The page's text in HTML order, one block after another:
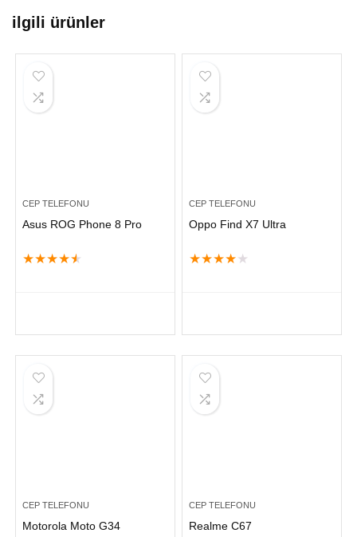
ilgili ürünler
CEP TELEFONU
Asus ROG Phone 8 Pro
★★★★★
CEP TELEFONU
Oppo Find X7 Ultra
★★★★ ★
CEP TELEFONU
Motorola Moto G34
CEP TELEFONU
Realme C67